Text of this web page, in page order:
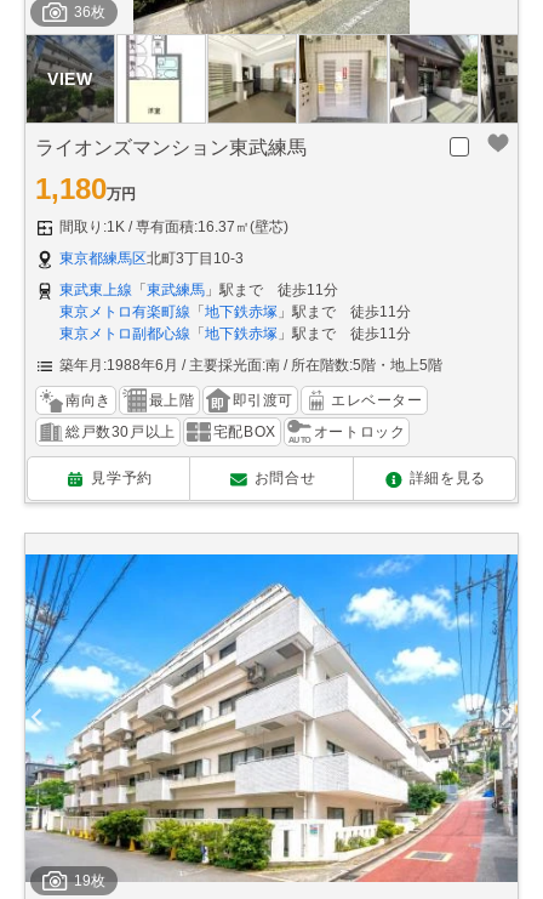
36枚
ライオンズマンション東武練馬
1,180万円
間取り:1K
専有面積:16.37㎡(壁芯)
東京都練馬区北町3丁目10-3
東武東上線 「 東武練馬 」駅まで 徒歩11分
東京メトロ有楽町線 「 地下鉄赤塚 」駅まで 徒歩11分
東京メトロ副都心線 「 地下鉄赤塚 」駅まで 徒歩11分
築年月:1988年6月
主要採光面:南 所在階数:5階・地上5階
南向き 最上階 即引渡可
エレベーター
総戸数30戸以上
宅配BOX オートロック
見学予約 お問合せ 詳細を見る
19枚